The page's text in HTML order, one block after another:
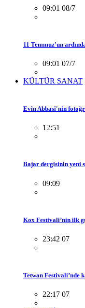
09:01 08/7
11 Temmuz'un
09:01 07/7
KÜLTÜR SANAT
Evîn Abbasî'nin
12:51
Bajar dergisinin yeni
09:09
Kox Festivali’nin ilk
23:42 07
Tetwan Festivali’nde
22:17 07